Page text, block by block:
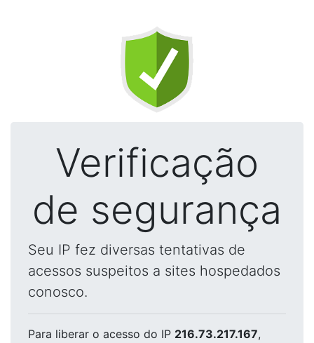
Verificação
de segurança
Seu IP fez diversas tentativas de
acessos suspeitos a sites hospedados
conosco.
Para liberar o acesso do IP 216.73.217.167,